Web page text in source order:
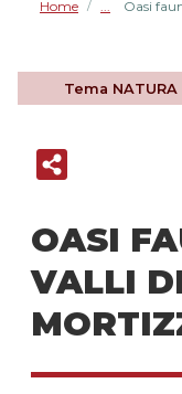
Home / Oasi
Tema NATURA
OASI
VALLI